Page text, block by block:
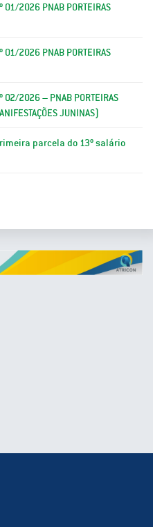
01/2026 PNAB PORTEIRAS
01/2026 PNAB PORTEIRAS
02/2026 – PNAB PORTEIRAS
JUNINAS)
parcela do 13º salário